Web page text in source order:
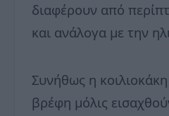
διαφέρουν από
και ανάλογα με την
Συνήθως η
βρέφη μόλις